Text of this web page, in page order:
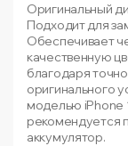
Оригинальный
Подходит для
Обеспечивает
качественную
благодаря
оригинального
моделью iPhone
рекомендуется
аккумулятор.